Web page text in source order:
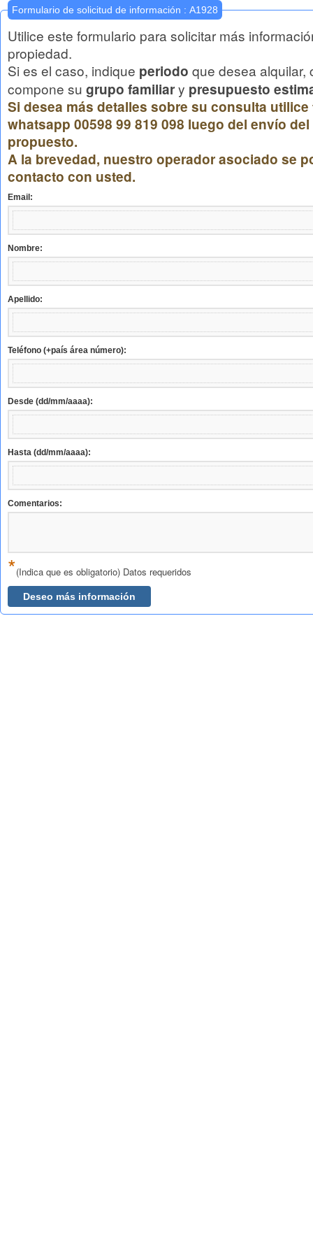
Formulario de solicitud de información : A1928
Utilice este formulario para solicitar más
propiedad.
Si es el caso, indique periodo que desea alquilar,
compone su grupo familiary presupuesto
Si desea más detalles sobre su consulta utilice
whatsapp 00598 99 819 098 luego del envío
propuesto.
A la brevedad, nuestro operador asociado se
contacto con usted.
Email:
Nombre:
Apellido:
Teléfono (+país área número):
Desde (dd/mm/aaaa):
Hasta (dd/mm/aaaa):
Comentarios:
*(Indica que es obligatorio) Datos requeridos